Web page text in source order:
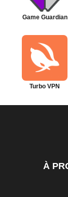
Game Guardian
Turbo VPN
À